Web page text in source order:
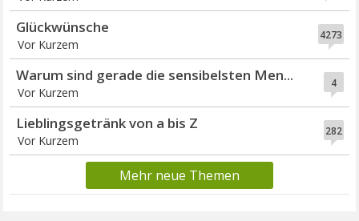
4273
Glückwünsche
Vor Kurzem
4
Warum sind gerade die sensibelsten Men...
Vor Kurzem
282
Lieblingsgetränk von a bis Z
Vor Kurzem
Mehr neue Themen